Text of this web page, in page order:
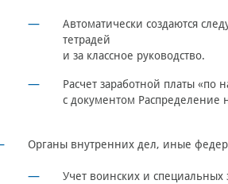
Автоматически создаются
тетрадей
и за классное руководство.
Расчет заработной платы «по
с документом Распределение
Органы внутренних дел, иные
Учет воинских и специальных